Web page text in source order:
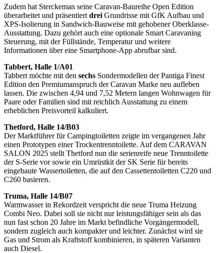
Zudem hat Sterckeman seine Caravan-Baureihe Open Edition
überarbeitet und präsentiert drei Grundrisse mit GfK Aufbau und
XPS-Isolierung in Sandwich-Bauweise mit gehobener Oberklasse-
Ausstattung. Dazu gehört auch eine optionale Smart Caravaning
Steuerung, mit der Füllstände, Temperatur und weitere
Informationen über eine Smartphone-App abrufbar sind.
Tabbert, Halle 1/A01
Tabbert möchte mit den sechs Sondermodellen der Pantiga Finest
Edition den Premiumanspruch der Caravan Marke neu aufleben
lassen. Die zwischen 4,94 und 7,52 Metern langen Wohnwagen für
Paare oder Familien sind mit reichlich Ausstattung zu einem
erheblichen Preisvorteil kalkuliert.
Thetford, Halle 14/B03
Der Marktführer für Campingtoiletten zeigte im vergangenen Jahr
einen Prototypen einer Trockentrenntoilette. Auf dem CARAVAN
SALON 2025 stellt Thetford nun die serienreife neue Trenntoilette
der S-Serie vor sowie ein Umrüstkit der SK Serie für bereits
eingebaute Wassertoiletten, die auf den Cassettentoiletten C220 und
C260 basieren.
Truma, Halle 14/B07
Warmwasser in Rekordzeit verspricht die neue Truma Heizung
Combi Neo. Dabei soll sie nicht nur leistungsfähiger sein als das
nun fast schon 20 Jahre im Markt befindliche Vorgängermodell,
sondern zugleich auch kompakter und leichter. Zunächst wird sie
Gas und Strom als Kraftstoff kombinieren, in späteren Varianten
auch Diesel.